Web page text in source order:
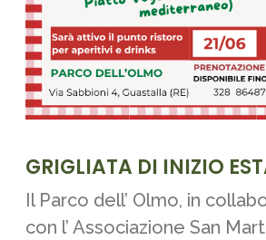
GRIGLIATA DI INIZIO
Il Parco dell’ Olmo, in
con l’ Associazione San